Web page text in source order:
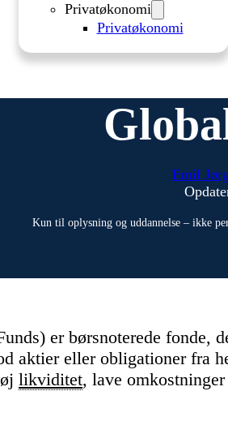
Privatøkonomi
Privatøkonomi
Emil
Kun til oplysning og uddannelse – ikke
er børsnoterede fonde,
aktier eller obligationer fra
likviditet, lave